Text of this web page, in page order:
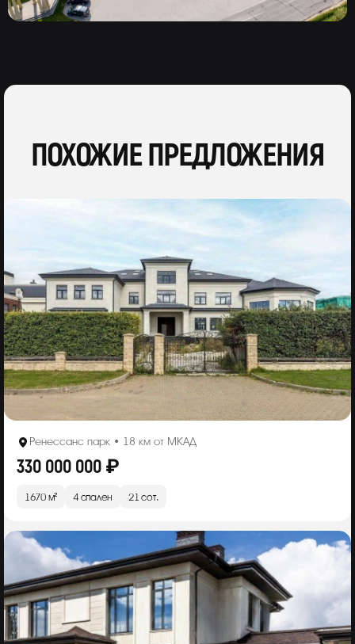
ПОХОЖИЕ ПРЕДЛОЖЕНИЯ
Ренессанс парк • 18 км от МКАД
330 000 000 ₽
1670 м² 4 спален 21 сот.